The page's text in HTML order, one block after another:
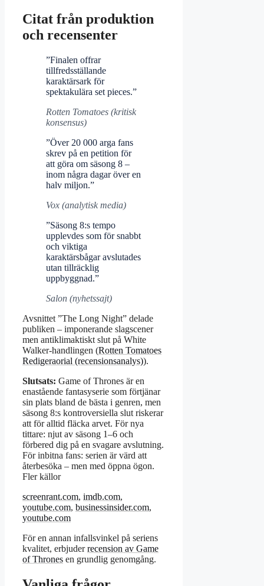
Citat från produktion
och recensenter
”Finalen offrar
tillfredsställande
karaktärsark för
spektakulära set pieces.”
Rotten Tomatoes (kritisk
konsensus)
”Över 20 000 arga fans
skrev på en petition för
att göra om säsong 8 –
inom några dagar över en
halv miljon.”
Vox (analytisk media)
”Säsong 8:s tempo
upplevdes som för snabbt
och viktiga
karaktärsbågar avslutades
utan tillräcklig
uppbyggnad.”
Salon (nyhetssajt)
Avsnittet ”The Long Night” delade
publiken – imponerande slagscener
men antiklimaktiskt slut på White
Walker-handlingen (Rotten Tomatoes
Redigeraorial (recensionsanalys)).
Slutsats: Game of Thrones är en
enastående fantasyserie som förtjänar
sin plats bland de bästa i genren, men
säsong 8:s kontroversiella slut riskerar
att för alltid fläcka arvet. För nya
tittare: njut av säsong 1–6 och
förbered dig på en svagare avslutning.
För inbitna fans: serien är värd att
återbesöka – men med öppna ögon.
Fler källor
screenrant.com, imdb.com,
youtube.com, businessinsider.com,
youtube.com
För en annan infallsvinkel på seriens
kvalitet, erbjuderrecension av Game
of Thrones en grundlig genomgång.